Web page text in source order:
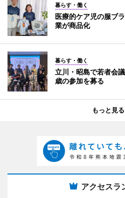
暮らす・働く
医療的ケア児の服ブ
業が商品化
暮らす・働く
立川・昭島で若者会
歳の参加を募る
もっと見る
アクセスラ